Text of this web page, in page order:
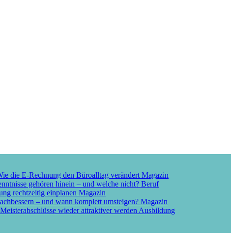
die E-Rechnung den Büroalltag verändert Magazin
gehören hinein – und welche nicht? Beruf
rechtzeitig einplanen Magazin
– und wann komplett umsteigen? Magazin
wieder attraktiver werden Ausbildung